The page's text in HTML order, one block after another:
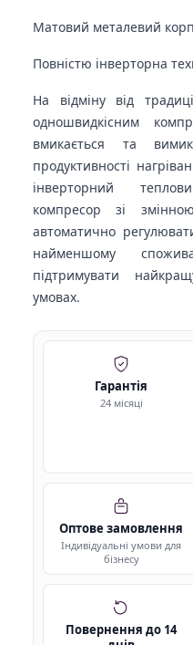
Матовий металевий
Повністю інверторна
На відміну від
одношвидкісним
вмикається та
продуктивності
інверторний
компресор зі
автоматично
найменшому
підтримувати
умовах.
Гарантія
24 місяці
Оптове замовлення
Індивідуальні умови для
бізнесу
Повернення до 14